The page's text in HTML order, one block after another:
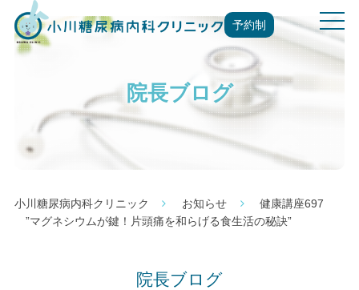
予約制
t
o
g
院長ブログ
小川糖尿病内科クリニック お知らせ
健康講座697
”マグネシウムが鍵！片頭痛を和らげる食生活の秘訣”
院長ブログ